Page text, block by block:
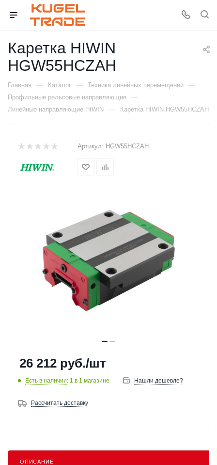
Каретка HIWIN
HGW55HCZAH
Главная — Каталог — Техника линейных перемещений —
Профильные рельсовые направляющие —
Линейные направляющие HIWIN — Каретка HIWIN HGW55HCZAH
Артикул: HGW55HCZAH
26 212 руб./шт
Есть в наличии: 1 в 1 магазине Нашли дешевле?
Рассчитать доставку
ОПИСАНИЕ